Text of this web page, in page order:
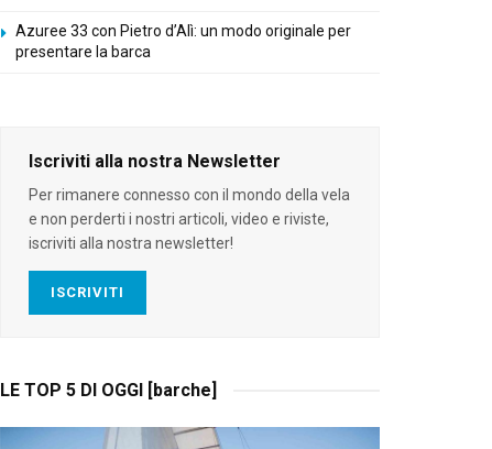
Azuree 33 con Pietro d’Alì: un modo originale per
presentare la barca
Iscriviti alla nostra Newsletter
Per rimanere connesso con il mondo della vela
e non perderti i nostri articoli, video e riviste,
iscriviti alla nostra newsletter!
ISCRIVITI
LE TOP 5 DI OGGI [barche]